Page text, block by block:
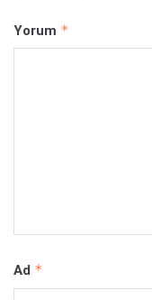
Yorum *
Ad *